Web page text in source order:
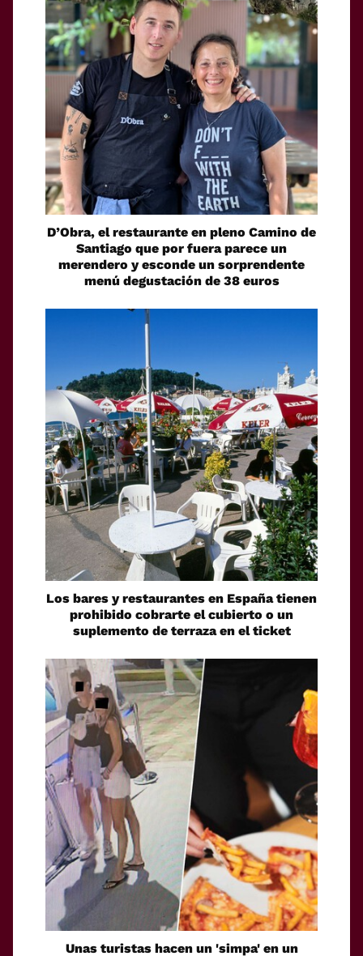
D’Obra, el restaurante en pleno Camino de
Santiago que por fuera parece un
merendero y esconde un sorprendente
menú degustación de 38 euros
Los bares y restaurantes en España tienen
prohibido cobrarte el cubierto o un
suplemento de terraza en el ticket
Unas turistas hacen un 'simpa' en un